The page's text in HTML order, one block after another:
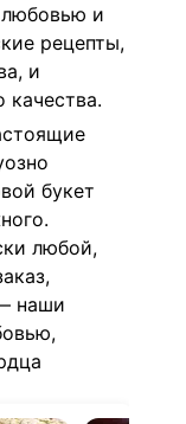
и
рецепты,
и
букет
любой,
наши